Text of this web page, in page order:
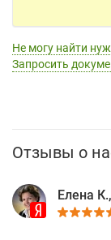
Не могу найти
Запросить
Отзывы о
Елена К.,